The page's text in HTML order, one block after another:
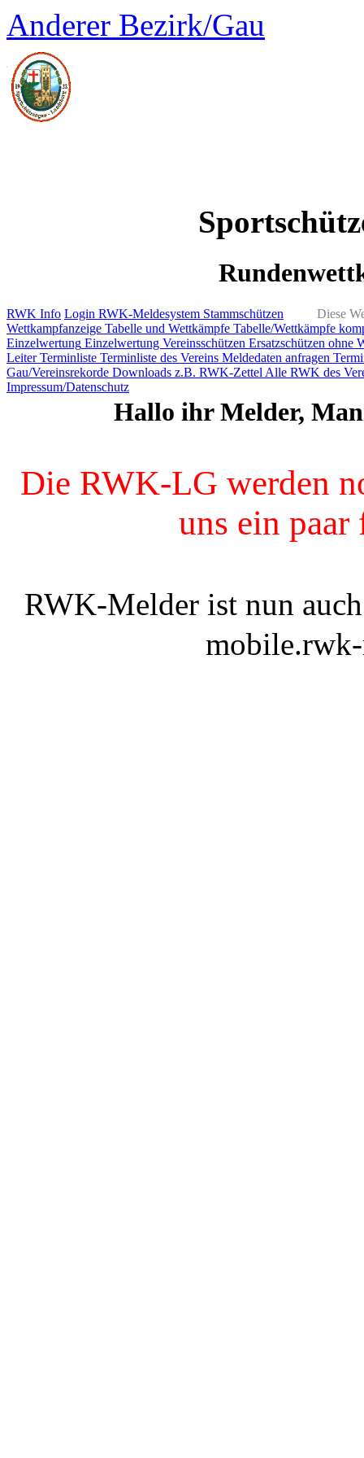
Anderer Bezirk/Gau
Diese
RWK Info Login RWK-Meldesystem Stammschützen
Wettkampfanzeige Tabelle und Wettkämpfe Tabelle/Wettkämpfe
Einzelwertung Einzelwertung Vereinsschützen Ersatzschützen ohne
LeiterTerminliste Terminliste des Vereins Meldedaten anfragen
Gau/Vereinsrekorde Downloads z.B. RWK-Zettel Alle RWK des
Impressum/Datenschutz
Hallo ihr Melder,
Die RWK-LG werden
uns ein
RWK-Melder ist nun